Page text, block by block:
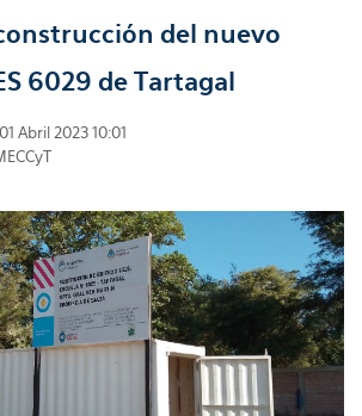
del nuevo
6029 de Tartagal
Abril 2023 10:01